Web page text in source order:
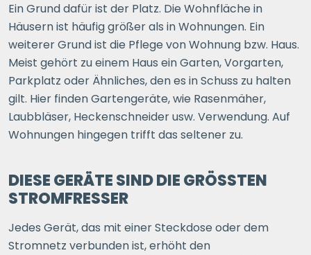
Ein Grund dafür ist der Platz. Die Wohnfläche in
Häusern ist häufig größer als in Wohnungen. Ein
weiterer Grund ist die Pflege von Wohnung bzw. Haus.
Meist gehört zu einem Haus ein Garten, Vorgarten,
Parkplatz oder Ähnliches, den es in Schuss zu halten
gilt. Hier finden Gartengeräte, wie Rasenmäher,
Laubbläser, Heckenschneider usw. Verwendung. Auf
Wohnungen hingegen trifft das seltener zu.
DIESE GERÄTE SIND DIE GRÖSSTEN S
TROMFRESSER
Jedes Gerät, das mit einer Steckdose oder dem
Stromnetz verbunden ist, erhöht den